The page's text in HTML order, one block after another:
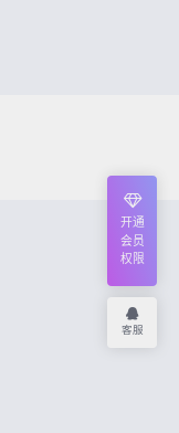
开通
会员
权限
客服